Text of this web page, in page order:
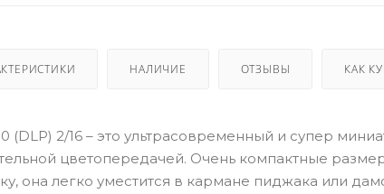
НАЛИЧИЕ ОТЗЫВЫ КАК
(DLP) 2/16 – это ультрасовременный и супер
цветопередачей. Очень компактные
она легко уместится в кармане пиджака или